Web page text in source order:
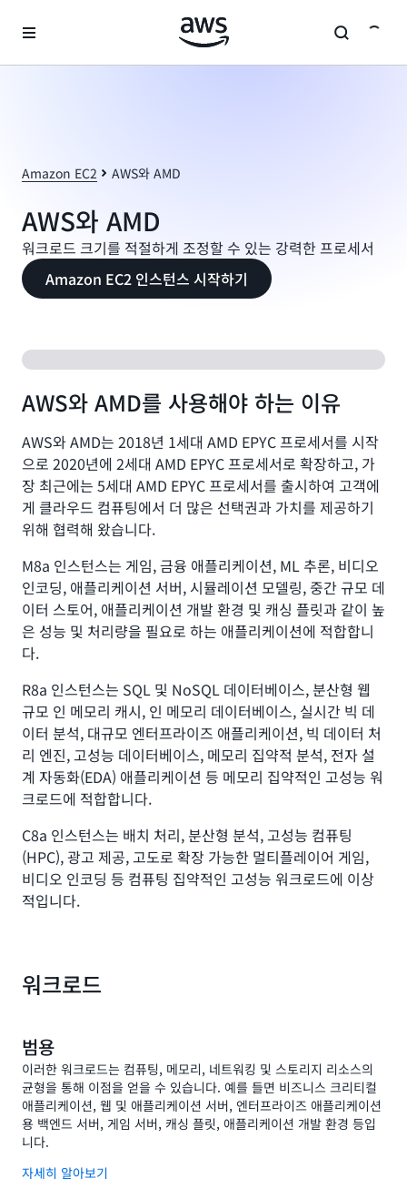
Amazon EC2 AWS와 AMD
AWS와 AMD
워크로드 크기를 적절하게 조정할 수 있는 강력한 프로세서
Amazon EC2 인스턴스 시작하기
AWS와 AMD를 사용해야 하는 이유
AWS와 AMD는 2018년 1세대 AMD EPYC 프로세서를 시작
으로 2020년에 2세대 AMD EPYC 프로세서로 확장하고, 가
장 최근에는 5세대 AMD EPYC 프로세서를 출시하여 고객에
게 클라우드 컴퓨팅에서 더 많은 선택권과 가치를 제공하기
위해 협력해 왔습니다.
M8a 인스턴스는 게임, 금융 애플리케이션, ML 추론, 비디오
인코딩, 애플리케이션 서버, 시뮬레이션 모델링, 중간 규모 데
이터 스토어, 애플리케이션 개발 환경 및 캐싱 플릿과 같이 높
은 성능 및 처리량을 필요로 하는 애플리케이션에 적합합니
다.
R8a 인스턴스는 SQL 및 NoSQL 데이터베이스, 분산형 웹
규모 인 메모리 캐시, 인 메모리 데이터베이스, 실시간 빅 데
이터 분석, 대규모 엔터프라이즈 애플리케이션, 빅 데이터 처
리 엔진, 고성능 데이터베이스, 메모리 집약적 분석, 전자 설
계 자동화(EDA) 애플리케이션 등 메모리 집약적인 고성능 워
크로드에 적합합니다.
C8a 인스턴스는 배치 처리, 분산형 분석, 고성능 컴퓨팅
(HPC), 광고 제공, 고도로 확장 가능한 멀티플레이어 게임,
비디오 인코딩 등 컴퓨팅 집약적인 고성능 워크로드에 이상
적입니다.
워크로드
범용
이러한 워크로드는 컴퓨팅, 메모리, 네트워킹 및 스토리지 리소스의
균형을 통해 이점을 얻을 수 있습니다. 예를 들면 비즈니스 크리티컬
애플리케이션, 웹 및 애플리케이션 서버, 엔터프라이즈 애플리케이션
용 백엔드 서버, 게임 서버, 캐싱 플릿, 애플리케이션 개발 환경 등입
니다.
자세히 알아보기